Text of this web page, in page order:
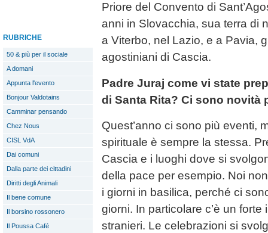
RUBRICHE
50 & più per il sociale
A domani
Appunta l'evento
Bonjour Valdotains
Camminar pensando
Chez Nous
CISL VdA
Dai comuni
Dalla parte dei cittadini
Diritti degli Animali
Il bene comune
Il borsino rossonero
Il Poussa Café
Priore del Convento di
anni in Slovacchia, sua terra di
a Viterbo, nel Lazio, e a Pavia,
agostiniani di Cascia.
Padre Juraj come vi state
di Santa Rita? Ci sono novità
Quest’anno ci sono più eventi,
spirituale è sempre la stessa.
Cascia e i luoghi dove si
della pace per esempio. Noi
i giorni in basilica, perché ci
giorni. In particolare c’è un
stranieri. Le celebrazioni si